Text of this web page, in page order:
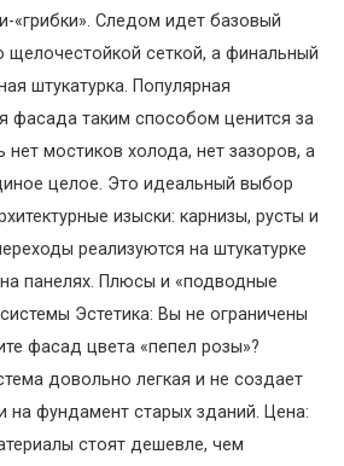
«грибки». Следом идет базовый
сеткой, а финальный
штукатурка. Популярная
фасада таким способом ценится за
нет мостиков холода, нет зазоров, а
целое. Это идеальный выбор
изыски: карнизы, русты и
реализуются на штукатурке
панелях. Плюсы и «подводные
Эстетика: Вы не ограничены
фасад цвета «пепел розы»?
довольно легкая и не создает
на фундамент старых зданий. Цена:
стоят дешевле, чем